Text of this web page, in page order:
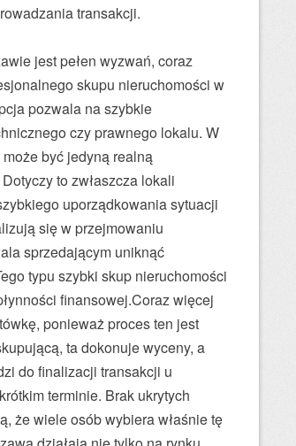
transakcji.
jest pełen wyzwań, coraz
skupu nieruchomości w
pozwala na szybkie
czy prawnego lokalu. W
być jedyną realną
to zwłaszcza lokali
uporządkowania sytuacji
się w przejmowaniu
sprzedającym uniknąć
typu szybki skup nieruchomości
finansowej.Coraz więcej
ponieważ proces ten jest
ta dokonuje wyceny, a
do finalizacji transakcji u
terminie. Brak ukrytych
że wiele osób wybiera właśnie tę